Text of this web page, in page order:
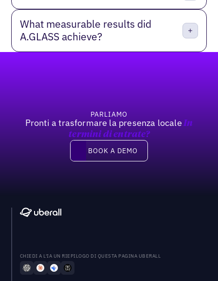
What measurable results did
A.GLASS achieve?
PARLIAMO
Pronti a trasformare la presenza locale In
termini di entrate?
Book a demo
BOOK A DEMO
CHIEDI A L'IA UN RIEPILOGO DI QUESTA PAGINA UBERALL